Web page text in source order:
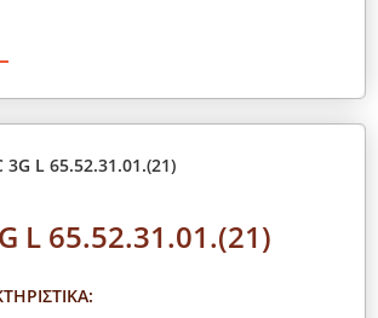
L 65.52.31.01.(21)